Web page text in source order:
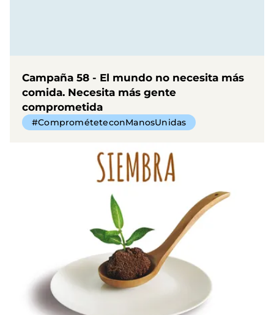
Campaña 58 - El mundo no necesita más
comida. Necesita más gente
comprometida
#ComprométeteconManosUnidas